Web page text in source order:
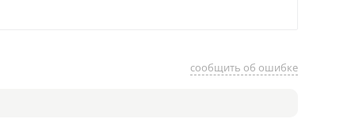
сообщить об ошибке